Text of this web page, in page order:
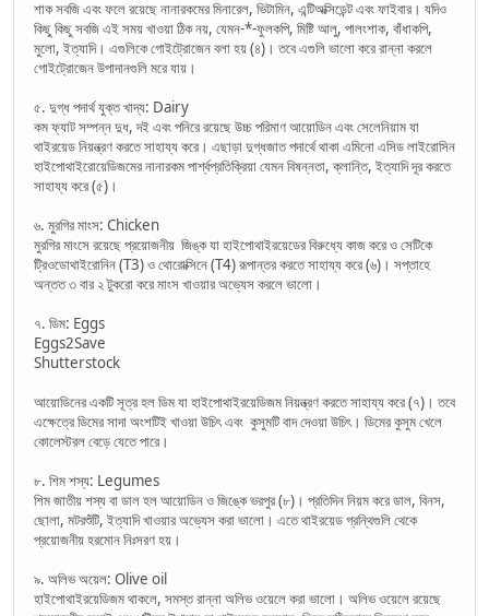
শাক সবজি এবং ফলে রয়েছে নানারকমের মিনারেল, ভিটামিন, এন্টিঅক্সিডেন্ট এবং ফাইবার। যদিও
কিছু কিছু সবজি এই সময় খাওয়া ঠিক নয়, যেমন-*-ফুলকপি, মিষ্টি আলু, পালংশাক, বাঁধাকপি,
মুলো, ইত্যাদি। এগুলিকে গোইট্রোজেন বলা হয় (৪)। তবে এগুলি ভালো করে রান্না করলে
গোইট্রোজেন উপাদানগুলি মরে যায়।
৫. দুগ্ধ পদার্থ যুক্ত খাদ্য: Dairy
কম ফ্যাট সম্পন্ন দুধ, দই এবং পনিরে রয়েছে উচ্চ পরিমাণ আয়োডিন এবং সেলেনিয়াম যা
থাইরয়েড নিয়ন্ত্রণ করতে সাহায্য করে। এছাড়া দুগ্ধজাত পদার্থে থাকা এমিনো এসিড লাইরোসিন
হাইপোথাইরোয়েডিজমের নানারকম পার্শ্বপ্রতিক্রিয়া যেমন বিষন্নতা, ক্লান্তি, ইত্যাদি দূর করতে
সাহায্য করে (৫)।
৬. মুরগির মাংস: Chicken
মুরগির মাংসে রয়েছে প্রয়োজনীয় জিঙ্ক যা হাইপোথাইরয়েডের বিরুধ্যে কাজ করে ও সেটিকে
ট্রিওডোথাইরোনিন (T3) ও থোরোক্সিনে (T4) রূপান্তর করতে সাহায্য করে (৬)। সপ্তাহে
অন্তত ৩ বার ২ টুকরো করে মাংস খাওয়ার অভ্যেস করলে ভালো।
৭. ডিম: Eggs
Eggs2Save
Shutterstock
আয়োডিনের একটি সূত্র হল ডিম যা হাইপোথাইরয়েডিজম নিয়ন্ত্রণ করতে সাহায্য করে (৭)। তবে
এক্ষেত্রে ডিমের সাদা অংশটিই খাওয়া উচিৎ এবং কুসুমটি বাদ দেওয়া উচিৎ। ডিমের কুসুম খেলে
কোলেস্টরল বেড়ে যেতে পারে।
৮. শিম শস্য: Legumes
শিম জাতীয় শস্য বা ডাল হল আয়োডিন ও জিঙ্কে ভরপুর (৮)। প্রতিদিন নিয়ম করে ডাল, বিনস,
ছোলা, মটরশুঁটি, ইত্যাদি খাওয়ার অভ্যেস করা ভালো। এতে থাইরয়েড গ্রন্থিগুলি থেকে
প্রয়োজনীয় হরমোন নিঃসরণ হয়।
৯. অলিভ অয়েল: Olive oil
হাইপোথাইরয়েডিজম থাকলে, সমস্ত রান্না অলিভ ওয়েলে করা ভালো। অলিভ ওয়েলে রয়েছে